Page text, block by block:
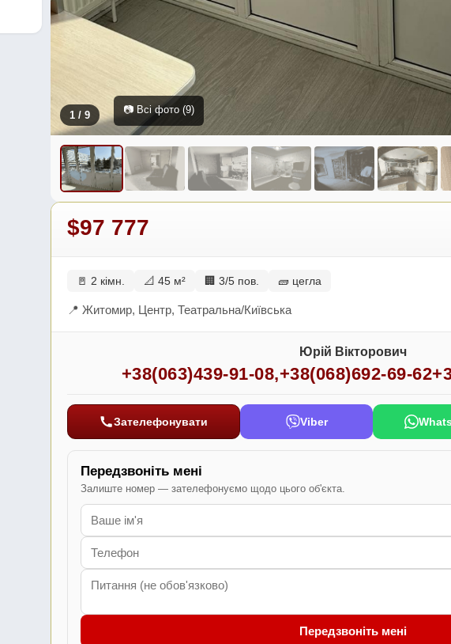
1 / 9 📷 Всі фото (9)
$97 777
🚪 2 кімн. 📐 45 м² 🏢 3/5 пов. 🧱 цегла
📍 Житомир, Центр, Театральна/Київська
Юрій Вікторович
+38(063)439-91-08,+38(068)692-69-62
Зателефонувати Viber
Передзвоніть мені
Залиште номер — зателефонуємо щодо цього об'єкта.
Передзвоніть мені